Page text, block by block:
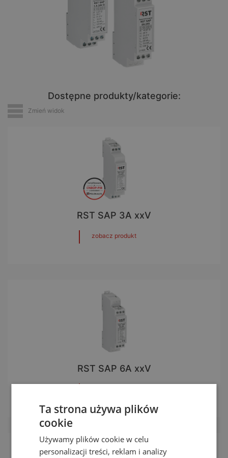
Dostępne produkty/kategorie:
Zmień widok
RST SAP 3A xxV
zobacz produkt
RST SAP 6A xxV
Ta strona używa plików
cookie
Używamy plików cookie w celu
personalizacji treści, reklam i analizy